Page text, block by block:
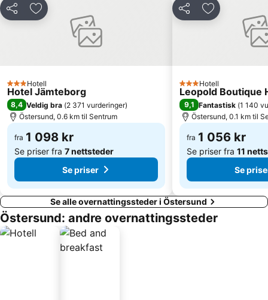
Del Legg til i favoritter
3 Stjerner
Hotell
Hotel Jämteborg
8,4 Veldig bra (2 371 vurderinger)
Östersund, 0.6 km til Sentrum
fra 1 098 kr
Se priser fra 7 nettsteder
Se priser
Del Legg til i
3 Stjerner
Hotell
Leopold Boutique
9,1 Fantastisk (1 140
Östersund, 0.1 km til
fra 1 056 kr
Se priser fra 11
Se
Se alle overnattingssteder i Östersund
Östersund: andre overnattingssteder